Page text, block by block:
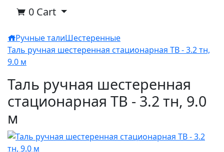
0 Cart
Ручные талиШестеренные
Таль ручная шестеренная стационарная ТВ - 3.2 тн,
9.0 м
Таль ручная шестеренная
стационарная ТВ - 3.2 тн, 9.0
м